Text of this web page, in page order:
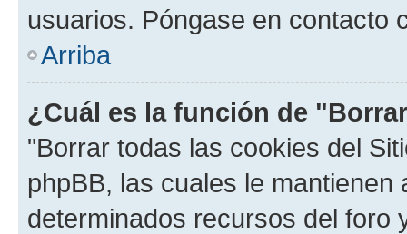
usuarios. Póngase en contacto
Arriba
¿Cuál es la función de
"Borrar todas las cookies del
phpBB, las cuales le
determinados recursos del foro